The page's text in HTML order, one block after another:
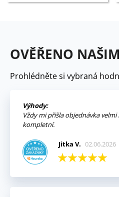
OVĚŘENO
Prohlédněte si vybraná
Výhody:
Vždy mi přišla objednávka
kompletní.
Jitka V. 02.06.2026